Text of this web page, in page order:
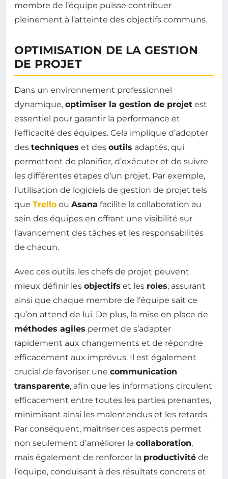
membre de l’équipe puisse contribuer
pleinement à l’atteinte des objectifs communs.
OPTIMISATION DE LA GESTION
DE PROJET
Dans un environnement professionnel
dynamique, optimiser la gestion de projet est
essentiel pour garantir la performance et
l’efficacité des équipes. Cela implique d’adopter
des techniques et des outils adaptés, qui
permettent de planifier, d’exécuter et de suivre
les différentes étapes d’un projet. Par exemple,
l’utilisation de logiciels de gestion de projet tels
que Trello ou Asana facilite la collaboration au
sein des équipes en offrant une visibilité sur
l’avancement des tâches et les responsabilités
de chacun.
Avec ces outils, les chefs de projet peuvent
mieux définir les objectifs et les roles, assurant
ainsi que chaque membre de l’équipe sait ce
qu’on attend de lui. De plus, la mise en place de
méthodes agiles permet de s’adapter
rapidement aux changements et de répondre
efficacement aux imprévus. Il est également
crucial de favoriser une communication
transparente, afin que les informations circulent
efficacement entre toutes les parties prenantes,
minimisant ainsi les malentendus et les retards.
Par conséquent, maîtriser ces aspects permet
non seulement d’améliorer la collaboration,
mais également de renforcer la productivité de
l’équipe, conduisant à des résultats concrets et